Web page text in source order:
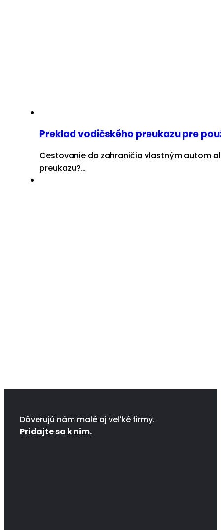
Preklad vodičského preukazu pre
Cestovanie do zahraničia vlastným autom
preukazu?…
Dôverujú nám malé aj veľké firmy.
Pridajte sa k nim.